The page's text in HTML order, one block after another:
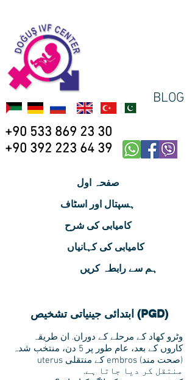
BLOG
+90 533 869 23 30
+90 392 223 64 39
صفحہ اول
ہسپتال اور اسٹاف
کامیابی کی شرح
کامیابی کی کہانیاں
ہم سے رابطہ کریں
ابتدائی جینیاتی تشخیص (PGD)
وٹرو کھاد کے مرحلے کے دوران. ان طریقہ
کاروں کے بعد، عام طور پر 5 دن، منتخب شدہ
(صحت مند) embros کے منتقلی uterus
منتقل کر دیا جاتا ہے.